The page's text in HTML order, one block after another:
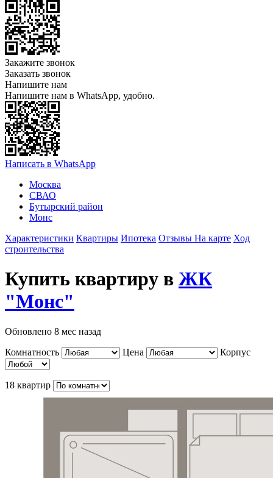
Закажите звонок
Заказать звонок
Напишите нам
Напишите нам в WhatsApp, удобно.
Написать в WhatsApp
Москва
СВАО
Бутырский район
Монс
Характеристики Квартиры Ипотека Отзывы На карте Ход
строительства
Купить квартиру в ЖК
"Монс"
Обновлено 8 мес назад
Комнатность
Цена Корпус
18 квартир